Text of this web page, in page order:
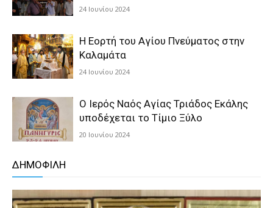
24 Ιουνίου 2024
Η Εορτή του Αγίου Πνεύματος στην
Καλαμάτα
24 Ιουνίου 2024
Ο Ιερός Ναός Αγίας Τριάδος Εκάλης
υποδέχεται το Τίμιο Ξύλο
20 Ιουνίου 2024
ΔΗΜΟΦΙΛΗ